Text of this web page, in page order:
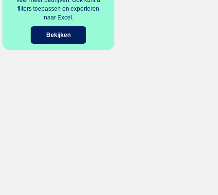
filters toepassen en exporteren
naar Excel.
Bekijken